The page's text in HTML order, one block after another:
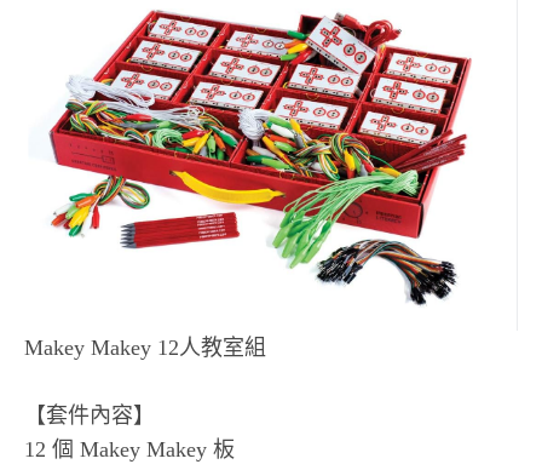
Makey Makey 12人教室組
【套件內容】
12 個 Makey Makey 板